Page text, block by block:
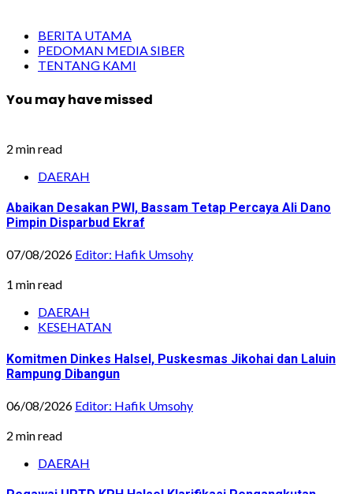
BERITA UTAMA
PEDOMAN MEDIA SIBER
TENTANG KAMI
You may have missed
2 min read
DAERAH
Abaikan Desakan PWI, Bassam Tetap Percaya Ali Dano
Pimpin Disparbud Ekraf
07/08/2026 Editor: Hafik Umsohy
1 min read
DAERAH
KESEHATAN
Komitmen Dinkes Halsel, Puskesmas Jikohai dan Laluin
Rampung Dibangun
06/08/2026 Editor: Hafik Umsohy
2 min read
DAERAH